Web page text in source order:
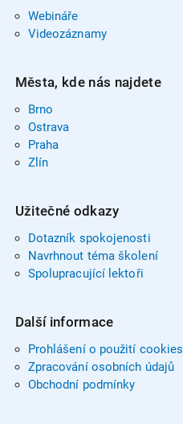
Webináře
Videozáznamy
Města, kde nás najdete
Brno
Ostrava
Praha
Zlín
Užitečné odkazy
Dotazník spokojenosti
Navrhnout téma školení
Spolupracující lektoři
Další informace
Prohlášení o použití cookies
Zpracování osobních údajů
Obchodní podmínky